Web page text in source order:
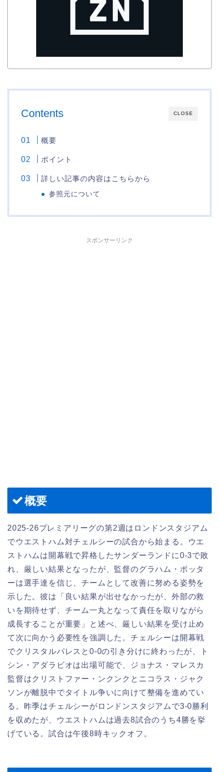
CLOSE
Contents
概要
ポイント
詳しい記事の内容はこちらから
参照元について
スポンサーリンク
概要
2025-26プレミアリーグの第2週はロンドンスタジアム
でウエストハム対チェルシーの試合から始まる。ウエ
ストハムは開幕戦で昇格したサンダーランドに0-3で敗
れ、厳しい結果となったが、監督のグラハム・ポッタ
ーは選手達を信じ、チームとして改善に努める姿勢を
示した。彼は「良い結果が出せなかったが、外部の救
いを期待せず、チーム一丸となって責任を取りながら
成長することが重要」と述べ、厳しい結果を受け止め
て次に向かう必要性を強調した。チェルシーは開幕戦
でクリスタルパレスと0-0の引き分けに終わったが、ト
シン・アダラビオは出場可能で、ジョナス・マレスカ
監督はクリストファー・ンクンクとニコラス・ジャク
ソンが離脱中でタイトル争いに向けて整備を進めてい
る。昨季はチェルシーがロンドンスタジアムで3-0勝利
を収めたが、ウエストハムは過去8試合のうち4勝を挙
げている。試合は午後8時キックオフ。